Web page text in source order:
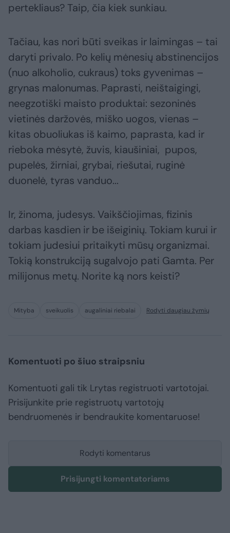
pertekliaus? Taip, čia kiek sunkiau.
Tačiau, kas nori būti sveikas ir laimingas – tai
daryti privalo. Po kelių mėnesių abstinencijos
(nuo alkoholio, cukraus) toks gyvenimas –
grynas malonumas. Paprasti, neištaigingi,
neegzotiški maisto produktai: sezoninės
vietinės daržovės, miško uogos, vienas –
kitas obuoliukas iš kaimo, paprasta, kad ir
rieboka mėsytė, žuvis, kiaušiniai, pupos,
pupelės, žirniai, grybai, riešutai, ruginė
duonelė, tyras vanduo...
Ir, žinoma, judesys. Vaikščiojimas, fizinis
darbas kasdien ir be išeiginių. Tokiam kurui ir
tokiam judesiui pritaikyti mūsų organizmai.
Tokią konstrukciją sugalvojo pati Gamta. Per
milijonus metų. Norite ką nors keisti?
Mityba sveikuolis augaliniai riebalai Rodyti daugiau žymių
Komentuoti po šiuo straipsniu
Komentuoti gali tik Lrytas registruoti vartotojai.
Prisijunkite prie registruotų vartotojų
bendruomenės ir bendraukite komentaruose!
Rodyti komentarus
Prisijungti komentatoriams